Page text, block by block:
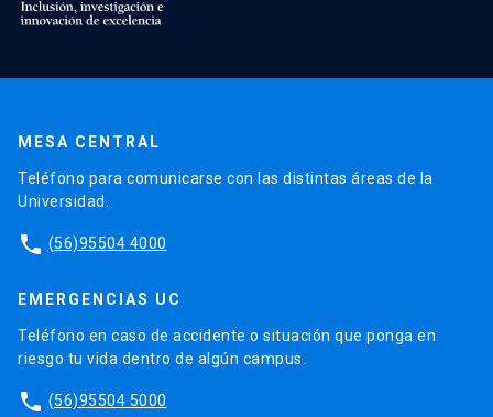
MESA CENTRAL
Teléfono para comunicarse con las distintas áreas de la
Universidad.
phone (56)95504 4000
EMERGENCIAS UC
Teléfono en caso de accidente o situación que ponga en
riesgo tu vida dentro de algún campus.
phone (56)95504 5000